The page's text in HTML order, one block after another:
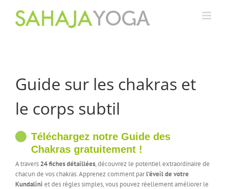
contenu
Guide sur les chakras et
le corps subtil
Téléchargez notre Guide des
Chakras gratuitement !
A travers 24 fiches détaillées, découvrez le potentiel extraordinaire de
chacun de vos chakras. Apprenez comment parl’éveil de votre
Kundalini et des règles simples, vous pouvez réellement améliorer le